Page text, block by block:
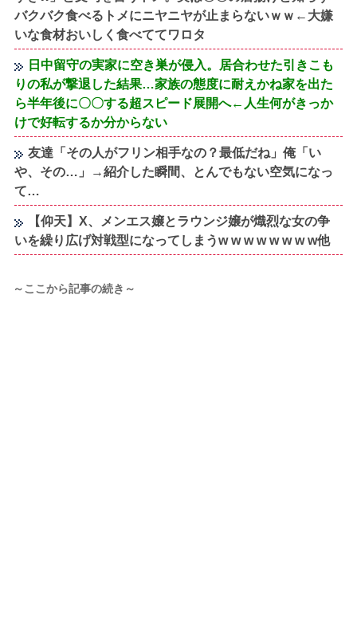
バクバク食べるトメにニヤニヤが止まらないｗｗ←大嫌
いな食材おいしく食べててワロタ
日中留守の実家に空き巣が侵入。居合わせた引きこも
りの私が撃退した結果…家族の態度に耐えかね家を出た
ら半年後に〇〇する超スピード展開へ←人生何がきっか
けで好転するか分からない
友達「その人がフリン相手なの？最低だね」俺「い
や、その…」→紹介した瞬間、とんでもない空気になっ
て…
【仰天】X、メンエス嬢とラウンジ嬢が熾烈な女の争
いを繰り広げ対戦型になってしまうw w w w w w w w他
～ここから記事の続き～